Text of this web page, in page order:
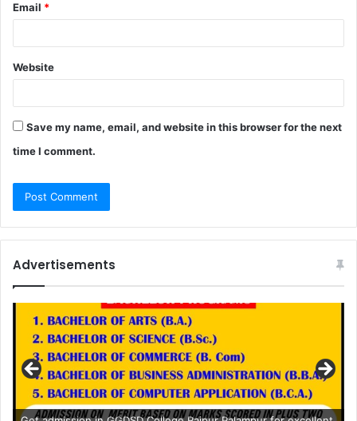
Email *
Website
Save my name, email, and website in this browser for the next
time I comment.
Advertisements